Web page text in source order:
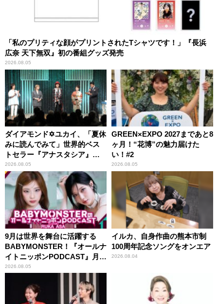
「私のプリティな顔がプリントされたTシャツです！」『長浜
広奈 天下無双』初の番組グッズ発売
2026.08.05
ダイアモンド✡ユカイ、「夏休
みに読んでみて」世界的ベス
トセラー『アナスタシア』を
紹介
2026.08.05
GREEN×EXPO 2027まであと8
ヶ月！“花博”の魅力届けた
い！#2
2026.08.05
9月は世界を舞台に活躍する
BABYMONSTER！『オールナ
イトニッポンPODCAST』月替
わりパーソナリティ
2026.08.05
イルカ、自身作曲の熊本市制
100周年記念ソングをオンエア
2026.08.04